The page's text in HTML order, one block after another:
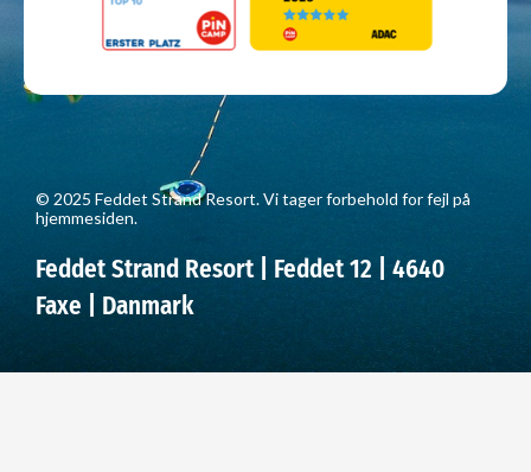
© 2025 Feddet Strand Resort. Vi tager forbehold for fejl på
hjemmesiden.
Feddet Strand Resort | Feddet 12 | 4640
Faxe | Danmark